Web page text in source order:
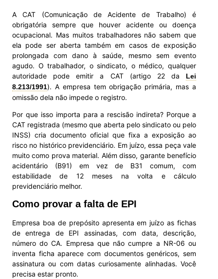
A CAT (Comunicação de Acidente de Trabalho) é
obrigatória sempre que houver acidente ou doença
ocupacional. Mas muitos trabalhadores não sabem que
ela pode ser aberta também em casos de exposição
prolongada com dano à saúde, mesmo sem evento
agudo. O trabalhador, o sindicato, o médico, qualquer
autoridade pode emitir a CAT (artigo 22 da Lei
8.213/1991). A empresa tem obrigação primária, mas a
omissão dela não impede o registro.
Por que isso importa para a rescisão indireta? Porque a
CAT registrada (mesmo que aberta pelo sindicato ou pelo
INSS) cria documento oficial que fixa a exposição ao
risco no histórico previdenciário. Em juízo, essa peça vale
muito como prova material. Além disso, garante benefício
acidentário (B91) em vez de B31 comum, com
estabilidade de 12 meses na volta e cálculo
previdenciário melhor.
Como provar a falta de EPI
Empresa boa de prepósito apresenta em juízo as fichas
de entrega de EPI assinadas, com data, descrição,
número do CA. Empresa que não cumpre a NR-06 ou
inventa ficha aparece com documentos genéricos, sem
assinatura ou com datas curiosamente alinhadas. Você
precisa estar pronto.